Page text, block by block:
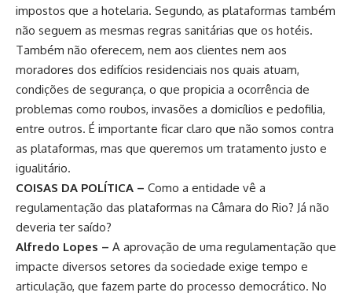
impostos que a hotelaria. Segundo, as plataformas também
não seguem as mesmas regras sanitárias que os hotéis.
Também não oferecem, nem aos clientes nem aos
moradores dos edifícios residenciais nos quais atuam,
condições de segurança, o que propicia a ocorrência de
problemas como roubos, invasões a domicílios e pedofilia,
entre outros. É importante ficar claro que não somos contra
as plataformas, mas que queremos um tratamento justo e
igualitário.
COISAS DA POLÍTICA – Como a entidade vê a
regulamentação das plataformas na Câmara do Rio? Já não
deveria ter saído?
Alfredo Lopes – A aprovação de uma regulamentação que
impacte diversos setores da sociedade exige tempo e
articulação, que fazem parte do processo democrático. No